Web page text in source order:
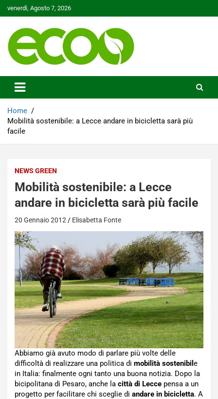
to
venerdì, Agosto 7, 2026
Ecoo.it
Home
Mobilità sostenibile: a Lecce andare in bicicletta sarà più
facile
NEWS GREEN
Mobilità sostenibile: a Lecce
andare in bicicletta sarà più facile
20 Gennaio 2012 Elisabetta Fonte
Abbiamo già avuto modo di parlare più volte delle
difficoltà di realizzare una politica di mobilità sostenibil e
in Italia: finalmente ogni tanto una buona notizia. Dopo la
bicipolitana di Pesaro, anche la città di Lecce pensa a un
progetto per facilitare chi sceglie di andare in bicicletta. A